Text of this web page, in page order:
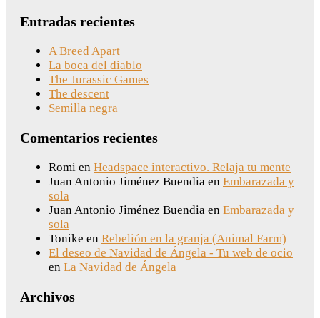
Entradas recientes
A Breed Apart
La boca del diablo
The Jurassic Games
The descent
Semilla negra
Comentarios recientes
Romi en Headspace interactivo. Relaja tu mente
Juan Antonio Jiménez Buendia en Embarazada y
sola
Juan Antonio Jiménez Buendia en Embarazada y
sola
Tonike en Rebelión en la granja (Animal Farm)
El deseo de Navidad de Ángela - Tu web de ocio
en La Navidad de Ángela
Archivos